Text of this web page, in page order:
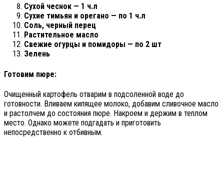
Сухой чеснок — 1 ч.л
Сухие тимьян и орегано — по 1 ч.л
Соль, черный перец
Растительное масло
Свежие огурцы и помидоры — по 2 шт
Зелень
Готовим пюре:
Очищенный картофель отварим в подсоленной воде до
готовности. Вливаем кипящее молоко, добавим сливочное масло
и растолчем до состояния пюре. Накроем и держим в теплом
место. Однако можете подгадать и приготовить
непосредственно к отбивным.